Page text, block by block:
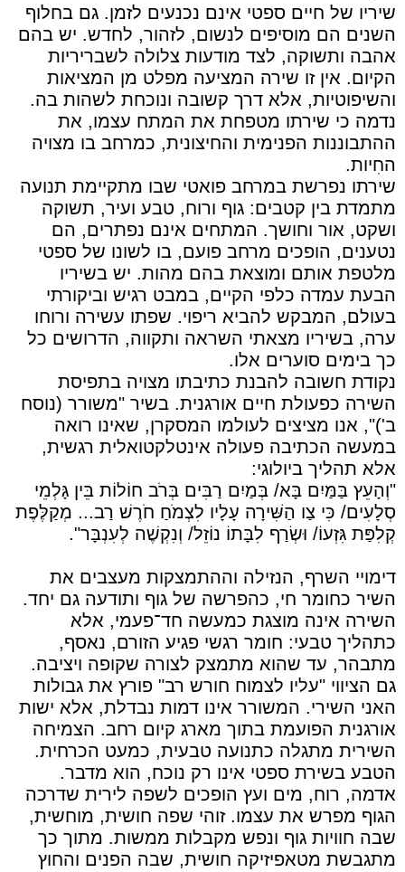
שיריו של חיים ספטי אינם נכנעים לזמן. גם בחלוף
השנים הם מוסיפים לנשום, לזהור, לחדש. יש בהם
אהבה ותשוקה, לצד מודעות צלולה לשבריריות
הקיום. אין זו שירה המציעה מפלט מן המציאות
והשיפוטיות, אלא דרך קשובה ונוכחת לשהות בה.
נדמה כי שירתו מטפחת את המתח עצמו, את
ההתבוננות הפנימית והחיצונית, כמרחב בו מצויה
החִיות.
שירתו נפרשת במרחב פואטי שבו מתקיימת תנועה
מתמדת בין קטבים: גוף ורוח, טבע ועיר, תשוקה
ושקט, אור וחושך. המתחים אינם נפתרים, הם
נטענים, הופכים מרחב פועם, בו לשונו של ספטי
מלטפת אותם ומוצאת בהם מהות. יש בשיריו
הבעת עמדה כלפי הקיים, במבט רגיש וביקורתי
בעולם, המבקש להביא ריפוי. שפתו עשירה ורוחו
ערה, בשיריו מצאתי השראה ותקווה, הדרושים כל
כך בימים סוערים אלו.
נקודת חשובה להבנת כתיבתו מצויה בתפיסת
השירה כפעולת חיים אורגנית. בשיר "משורר (נוסח
ב')", אנו מציצים לעולמו המסקרן, שאינו רואה
במעשה הכתיבה פעולה אינטלקטואלית רגשית,
אלא תהליך ביולוגי:
"וְהָעֵץ בַּמַּיִם בָּא/ בְּמַיִם רַבִּים בְּרֹב חוֹלוֹת בֵּין גָּלְמֵי
סְלָעִים/ כִּי צַו הַשִּׁירָה עָלָיו לִצְמֹחַ חֹרֶשׁ רַב... מְקַלֶּפֶת
קְלִפַּת גִּזְעוֹ/ וּשְׂרַף לִבָּתוֹ נוֹזֵל/ וְנִקְשֶׁה לְעִנְבָּר".
דימויי השרף, הנזילה וההתמצקות מעצבים את
השיר כחומר חי, כהפרשה של גוף ותודעה גם יחד.
השירה אינה מוצגת כמעשה חד־פעמי, אלא
כתהליך טבעי: חומר רגשי פגיע הזורם, נאסף,
מתבהר, עד שהוא מתמצק לצורה שקופה ויציבה.
גם הציווי "עליו לצמוח חורש רב" פורץ את גבולות
האני השירי. המשורר אינו דמות נבדלת, אלא ישות
אורגנית הפועמת בתוך מארג קיום רחב. הצמיחה
השירית מתגלה כתנועה טבעית, כמעט הכרחית.
הטבע בשירת ספטי אינו רק נוכח, הוא מדבר.
אדמה, רוח, מים ועץ הופכים לשפה לירית שדרכה
הגוף מפרש את עצמו. זוהי שפה חושית, מוחשית,
שבה חוויות גוף ונפש מקבלות ממשות. מתוך כך
מתגבשת מטאפיזיקה חושית, שבה הפנים והחוץ